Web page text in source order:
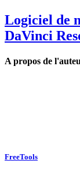
Logiciel de
DaVinci
A propos de
FreeTools